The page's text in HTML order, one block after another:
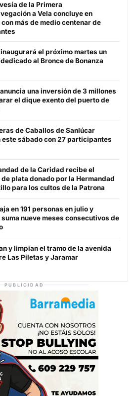
de la Primera
a Vela concluye en
más de medio centenar de
el próximo martes un
al Bronce de Bonanza
una inversión de 3 millones
el dique exento del puerto de
de Caballos de Sanlúcar
este sábado con 27 participantes
de la Caridad recibe el
plata donado por la Hermandad
para los cultos de la Patrona
en 191 personas en julio y
nueve meses consecutivos de
y limpian el tramo de la avenida
Las Piletas y Jaramar
PUBLICIDAD